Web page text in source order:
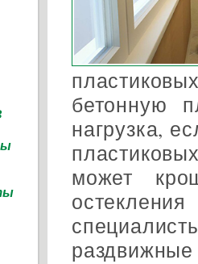
бетонную
нагрузка,
может
раздвижные